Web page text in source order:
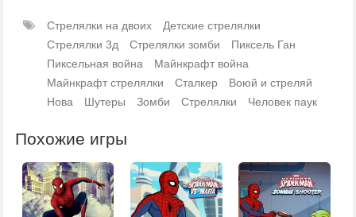
Стрелялки на двоих
Детские стрелялки
Стрелялки 3д
Стрелялки зомби
Пиксель Ган
Пиксельная война
Майнкрафт война
Майнкрафт стрелялки
Сталкер
Воюй и стреляй
Нова
Шутеры Зомби Стрелялки Человек паук
Похожие игры